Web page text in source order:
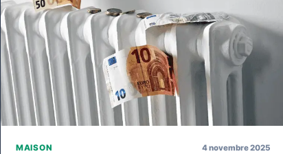
MAISON 4 novembre 2025